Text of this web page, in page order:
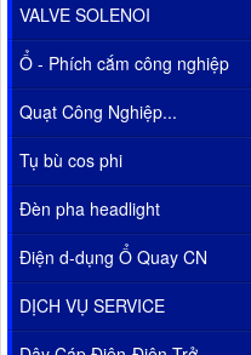
VALVE SOLENOI
Ổ - Phích cắm công nghiệp
Quạt Công Nghiệp...
Tụ bù cos phi
Đèn pha headlight
Điện d-dụng Ổ Quay CN
DỊCH VỤ SERVICE